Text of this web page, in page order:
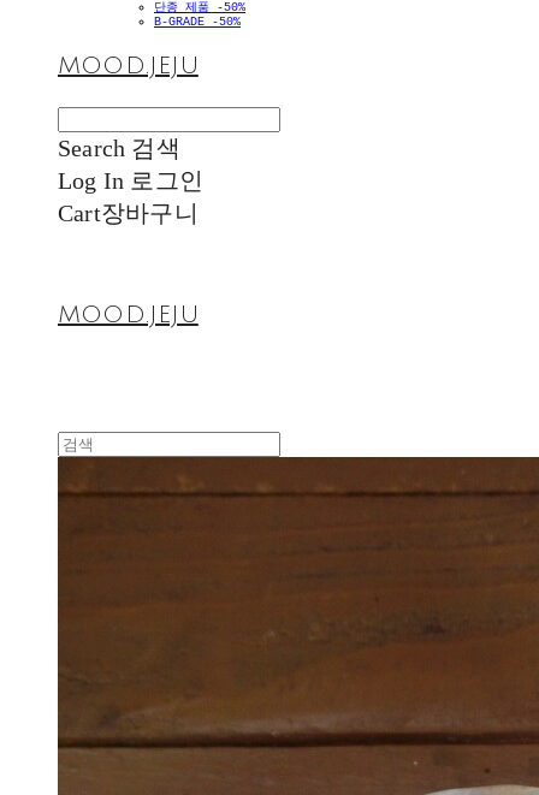
단종 제품 -50%
B-GRADE -50%
MOOD.JEJU
Search 검색
Log In 로그인
Cart장바구니
MOOD.JEJU